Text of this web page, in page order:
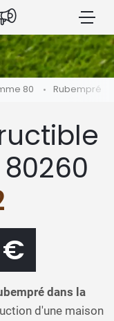
80 Rubempré
€
dans la
d'une maison